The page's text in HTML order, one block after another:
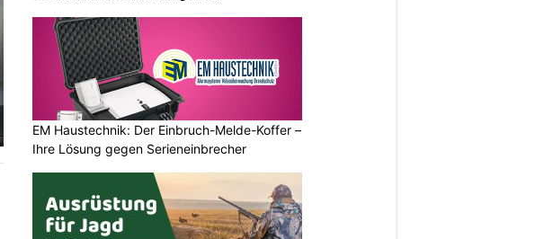
EM Haustechnik: Der Einbruch-Melde-Koffer –
Ihre Lösung gegen Serieneinbrecher